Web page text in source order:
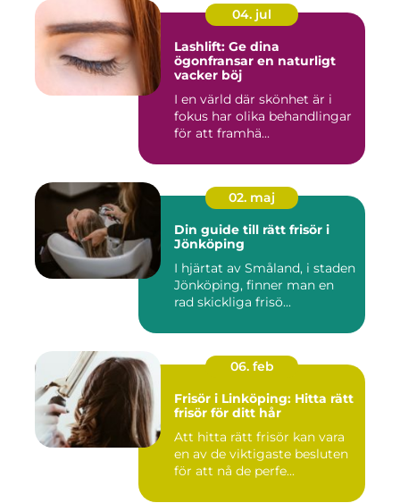
04. jul
Lashlift: Ge dina
ögonfransar en naturligt
vacker böj
I en värld där skönhet är i
fokus har olika behandlingar
för att framhä...
02. maj
Din guide till rätt frisör i
Jönköping
I hjärtat av Småland, i staden
Jönköping, finner man en
rad skickliga frisö...
06. feb
Frisör i Linköping: Hitta rätt
frisör för ditt hår
Att hitta rätt frisör kan vara
en av de viktigaste besluten
för att nå de perfe...